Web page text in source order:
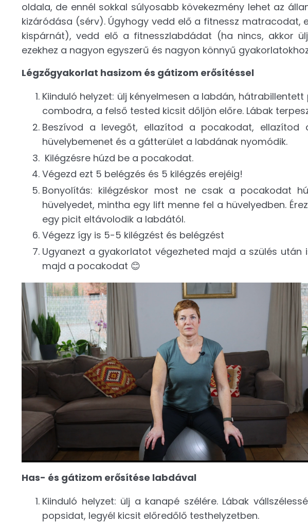
oldala, de ennél sokkal súlyosabb kövekezmény lehet az
kizáródása (sérv). Úgyhogy vedd elő a fitnessz matracodat,
kispárnát), vedd elő a fitnesszlabdádat (ha nincs, akkor
ezekhez a nagyon egyszerű és nagyon könnyű
Légzőgyakorlat hasizom és gátizom erősítéssel
Kiinduló helyzet: ülj kényelmesen a labdán,
combodra, a felső tested kicsit dőljön előre. Lábak
Beszívod a levegőt, ellazítod a pocakodat,
hüvelybemenet és a gátterület a labdának nyomódik.
Kilégzésre húzd be a pocakodat.
Végezd ezt 5 belégzés és 5 kilégzés erejéig!
Bonyolítás: kilégzéskor most ne csak a pocakodat
hüvelyedet, mintha egy lift menne fel a hüvelyedben.
egy picit eltávolodik a labdától.
Végezz így is 5-5 kilégzést és belégzést
Ugyanezt a gyakorlatot végezheted majd a szülés
majd a pocakodat 😊
Has- és gátizom erősítése labdával
Kiinduló helyzet: ülj a kanapé szélére. Lábak
popsidat, legyél kicsit előredőlő testhelyzetben.